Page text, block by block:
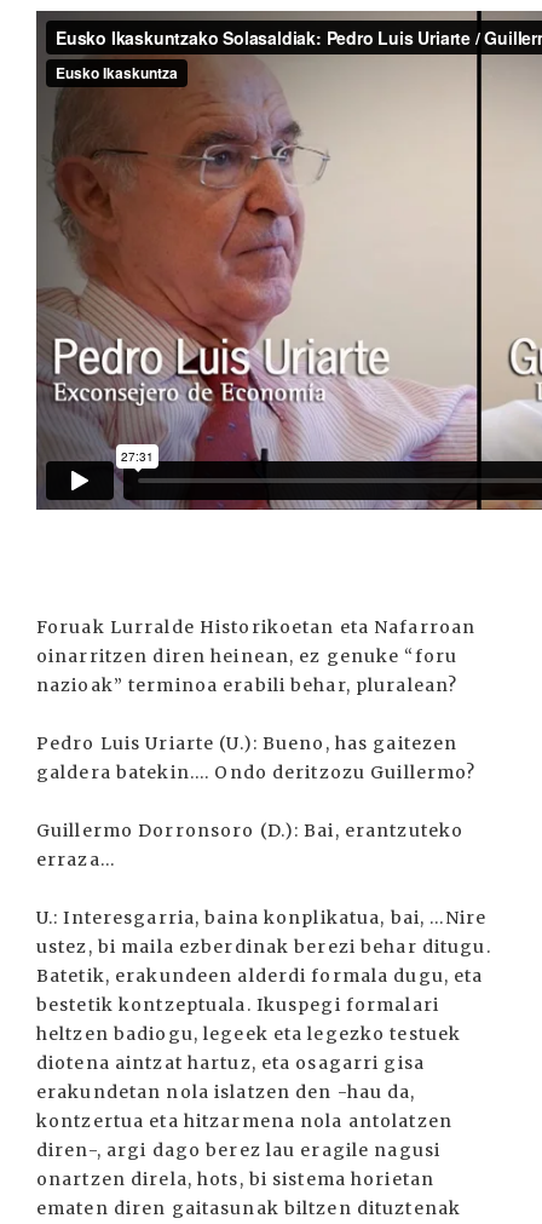
Foruak Lurralde Historikoetan eta Nafarroan
oinarritzen diren heinean, ez genuke “foru
nazioak” terminoa erabili behar, pluralean?
Pedro Luis Uriarte (U.): Bueno, has gaitezen
galdera batekin.... Ondo deritzozu Guillermo?
Guillermo Dorronsoro (D.): Bai, erantzuteko
erraza...
U.: Interesgarria, baina konplikatua, bai, ...Nire
ustez, bi maila ezberdinak berezi behar ditugu.
Batetik, erakundeen alderdi formala dugu, eta
bestetik kontzeptuala. Ikuspegi formalari
heltzen badiogu, legeek eta legezko testuek
diotena aintzat hartuz, eta osagarri gisa
erakundetan nola islatzen den -hau da,
kontzertua eta hitzarmena nola antolatzen
diren-, argi dago berez lau eragile nagusi
onartzen direla, hots, bi sistema horietan
ematen diren gaitasunak biltzen dituztenak